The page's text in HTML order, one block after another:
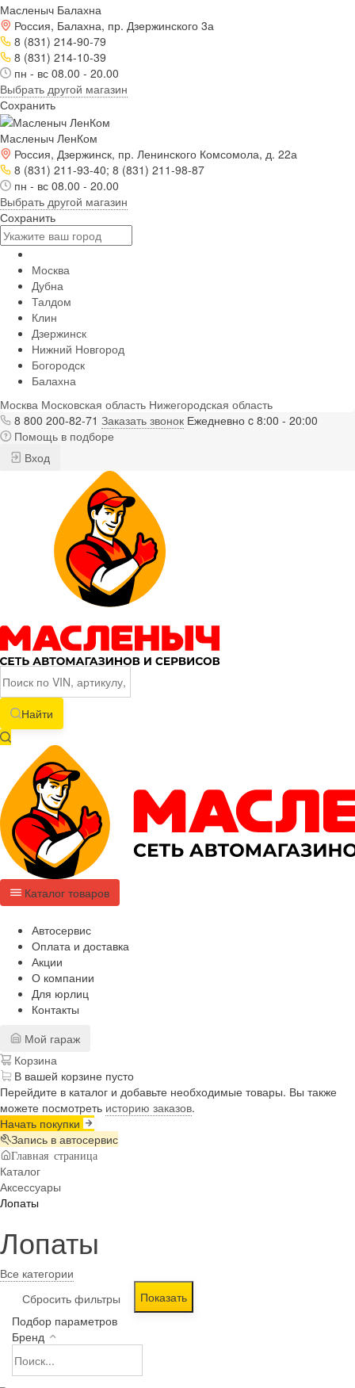
Масленыч Балахна
Россия, Балахна, пр. Дзержинского 3а
8 (831) 214-90-79
8 (831) 214-10-39
пн - вс 08.00 - 20.00
Выбрать другой магазин
Сохранить
Масленыч ЛенКом
Россия, Дзержинск, пр. Ленинского Комсомола, д. 22а
8 (831) 211-93-40; 8 (831) 211-98-87
пн - вс 08.00 - 20.00
Выбрать другой магазин
Сохранить
Москва
Дубна
Талдом
Клин
Дзержинск
Нижний Новгород
Богородск
Балахна
Москва Московская область Нижегородская область
8 800 200-82-71 Заказать звонок Ежедневно c 8:00 - 20:00
Помощь в подборе
Вход
Найти
Каталог товаров
Автосервис
Оплата и доставка
Акции
О компании
Для юрлиц
Контакты
Мой гараж
Корзина
В вашей корзине пусто
Перейдите в каталог и добавьте необходимые товары. Вы также
можете посмотреть историю заказов.
Начать покупки
Запись в автосервис
Главная страница
Каталог
Аксессуары
Лопаты
Лопаты
Все категории
Подбор параметров
Бренд